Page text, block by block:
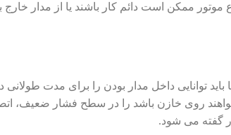
موتور ممکن است دائم کار باشند یا از مدار
توانایی داخل مدار بودن را برای مدت طولانی
روی خازن باشد را در سطح فشار ضعیف،
گفته می شود.